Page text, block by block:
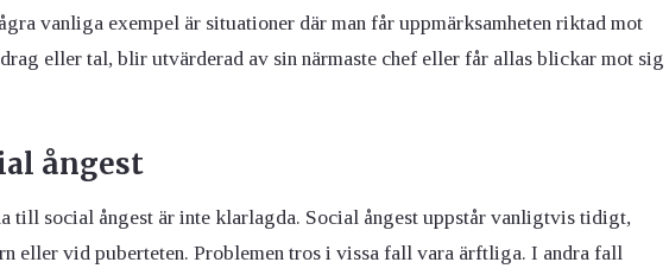
vanliga exempel är situationer där man får uppmärksamheten riktad mot
eller tal, blir utvärderad av sin närmaste chef eller får allas blickar mot sig
ångest
till social ångest är inte klarlagda. Social ångest uppstår vanligtvis tidigt,
eller vid puberteten. Problemen tros i vissa fall vara ärftliga. I andra fall